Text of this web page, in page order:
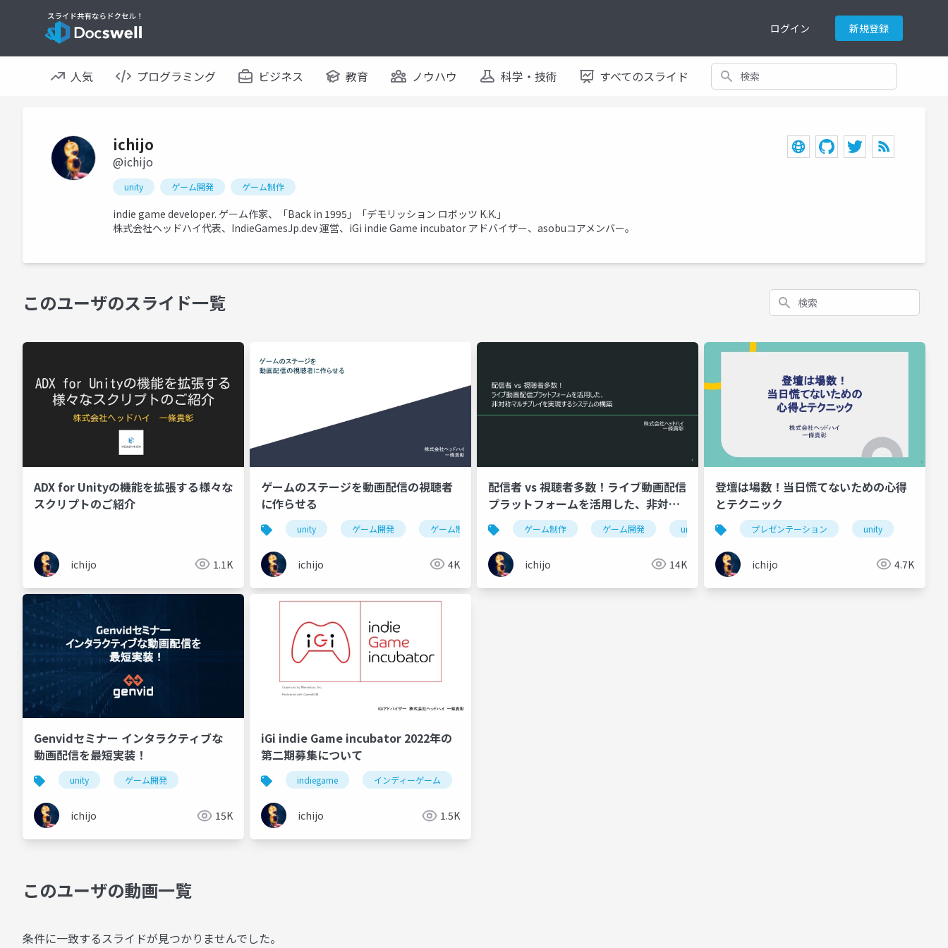
ログイン 新規登録
人気 プログラミング ビジネス 教育 ノウハウ 科学・技術 すべてのスライド 検索
ichijo
@ichijo
unity ゲーム開発 ゲーム制作
indie game developer. ゲーム作家、「Back in 1995」「デモリッション ロボッツ K.K.」
株式会社ヘッドハイ代表、IndieGamesJp.dev 運営、iGi indie Game incubator アドバイザー、asobuコアメンバー。
このユーザのスライド一覧 検索
ADX for Unityの機能を拡張する様々な
スクリプトのご紹介
ichijo 1.1K
ゲームのステージを動画配信の視聴者
に作らせる
unity ゲーム開発 ゲーム制作
ichijo 4K
配信者 vs 視聴者多数！ライブ動画配信
プラットフォームを活用した、非対称
マルチプレイを実現するシステムの構
築
ゲーム制作 ゲーム開発 unity インディーゲーム indiegame
ichijo 14K
登壇は場数！当日慌てないための心得
とテクニック
プレゼンテーション unity
ichijo 4.7K
Genvidセミナー インタラクティブな
動画配信を最短実装！
unity ゲーム開発
ichijo 15K
iGi indie Game incubator 2022年の
第二期募集について
indiegame インディーゲーム
ichijo 1.5K
このユーザの動画一覧
条件に一致するスライドが見つかりませんでした。